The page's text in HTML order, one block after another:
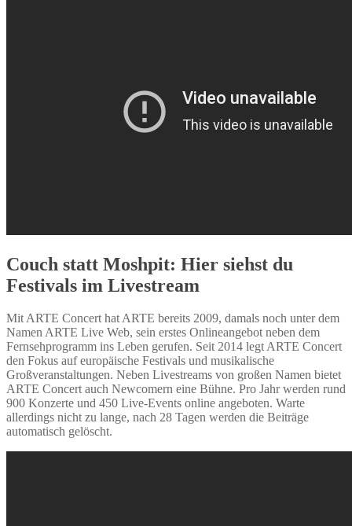
Couch statt Moshpit: Hier siehst du
Festivals im Livestream
Mit ARTE Concert hat ARTE bereits 2009, damals noch unter dem
Namen ARTE Live Web, sein erstes Onlineangebot neben dem
Fernsehprogramm ins Leben gerufen. Seit 2014 legt ARTE Concert
den Fokus auf europäische Festivals und musikalische
Großveranstaltungen. Neben Livestreams von großen Namen bietet
ARTE Concert auch Newcomern eine Bühne. Pro Jahr werden rund
900 Konzerte und 450 Live-Events online angeboten. Warte
allerdings nicht zu lange, nach 28 Tagen werden die Beiträge
automatisch gelöscht.